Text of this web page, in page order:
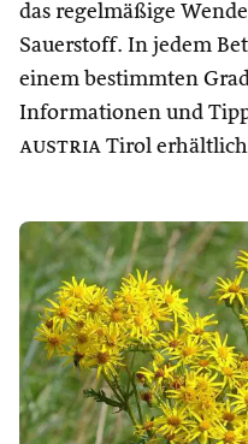
das regelmäßige
Sauerstoff. In jedem
einem bestimmten
Informationen und
austria Tirol